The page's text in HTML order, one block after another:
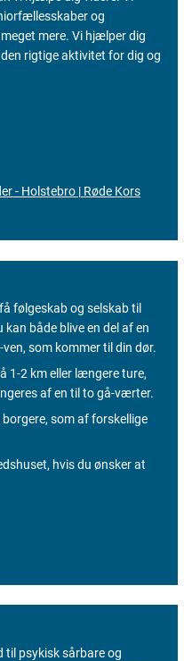
og
mere. Vi hjælper dig
rigtige aktivitet for dig og
- Holstebro | Røde Kors
følgeskab og selskab til
både blive en del af en
som kommer til din dør.
1-2 km eller længere ture,
af en til to gå-værter.
som af forskellige
hvis du ønsker at
psykisk sårbare og